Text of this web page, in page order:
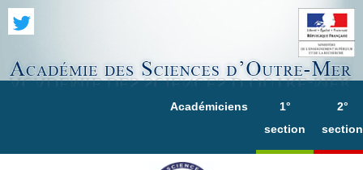
Académiciens
1°
section
2°
section